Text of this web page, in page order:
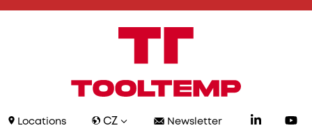
Locations CZ Newsletter